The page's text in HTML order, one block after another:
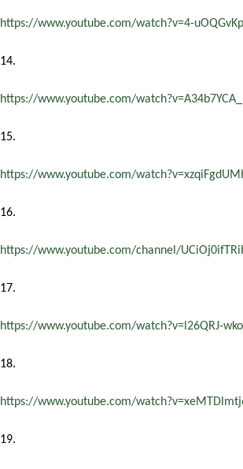
https://www.youtube.com/watch?v=4-
14.
https://www.youtube.com/
15.
https://www.youtube.com/
16.
https://www.youtube.com/channel/
17.
https://www.youtube.com/watch?v=l26QRJ-
18.
https://www.youtube.com/
19.